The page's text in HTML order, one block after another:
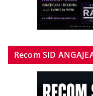
Recom SID